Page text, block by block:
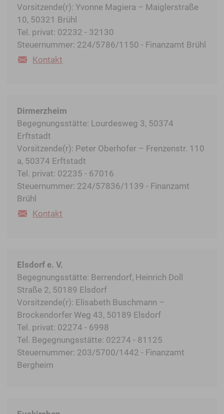
Vorsitzende(r): Yvonne Magiera – Maiglerstraße
10, 50321 Brühl
Tel. privat: 02232 - 32130
Steuernummer: 224/5786/1150 - Finanzamt Brühl
Kontakt
Dirmerzheim
Begegnungsstätte: Lourdesweg 3, 50374
Erftstadt
Vorsitzende(r): Peter Oberhofer – Frenzenstr. 110
a, 50374 Erftstadt
Tel. privat: 02235 - 67016
Steuernummer: 224/57836/1139 - Finanzamt
Brühl
Kontakt
Elsdorf e. V.
Begegnungsstätte: Berrendorf, Heinrich Doll
Straße 2, 50189 Elsdorf
Vorsitzende(r): Elisabeth Buschmann –
Brockendorfer Weg 43, 50189 Elsdorf
Tel. privat: 02274 - 6998
Tel. Begegnungsstätte: 02274 - 81125
Steuernummer: 203/5700/1442 - Finanzamt
Bergheim